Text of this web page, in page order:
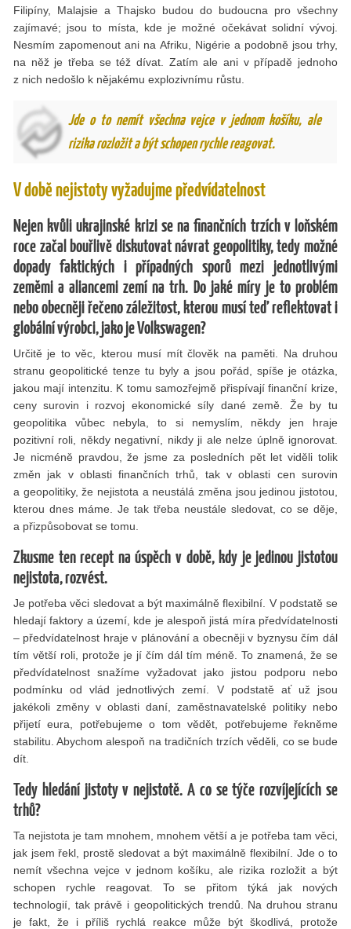
Filipíny, Malajsie a Thajsko budou do budoucna pro všechny
zajímavé; jsou to místa, kde je možné očekávat solidní vývoj.
Nesmím zapomenout ani na Afriku, Nigérie a podobně jsou trhy,
na něž je třeba se též dívat. Zatím ale ani v případě jednoho
z nich nedošlo k nějakému explozivnímu růstu.
Jde o to nemít všechna vejce v jednom košíku, ale
rizika rozložit a být schopen rychle reagovat.
V době nejistoty vyžadujme předvídatelnost
Nejen kvůli ukrajinské krizi se na finančních trzích v loňském
roce začal bouřlivě diskutovat návrat geopolitiky, tedy možné
dopady faktických i případných sporů mezi jednotlivými
zeměmi a aliancemi zemí na trh. Do jaké míry je to problém
nebo obecněji řečeno záležitost, kterou musí teď reflektovat i
globální výrobci, jako je Volkswagen?
Určitě je to věc, kterou musí mít člověk na paměti. Na druhou
stranu geopolitické tenze tu byly a jsou pořád, spíše je otázka,
jakou mají intenzitu. K tomu samozřejmě přispívají finanční krize,
ceny surovin i rozvoj ekonomické síly dané země. Že by tu
geopolitika vůbec nebyla, to si nemyslím, někdy jen hraje
pozitivní roli, někdy negativní, nikdy ji ale nelze úplně ignorovat.
Je nicméně pravdou, že jsme za posledních pět let viděli tolik
změn jak v oblasti finančních trhů, tak v oblasti cen surovin
a geopolitiky, že nejistota a neustálá změna jsou jedinou jistotou,
kterou dnes máme. Je tak třeba neustále sledovat, co se děje,
a přizpůsobovat se tomu.
Zkusme ten recept na úspěch v době, kdy je jedinou jistotou
nejistota, rozvést.
Je potřeba věci sledovat a být maximálně flexibilní. V podstatě se
hledají faktory a území, kde je alespoň jistá míra předvídatelnosti
– předvídatelnost hraje v plánování a obecněji v byznysu čím dál
tím větší roli, protože je jí čím dál tím méně. To znamená, že se
předvídatelnost snažíme vyžadovat jako jistou podporu nebo
podmínku od vlád jednotlivých zemí. V podstatě ať už jsou
jakékoli změny v oblasti daní, zaměstnavatelské politiky nebo
přijetí eura, potřebujeme o tom vědět, potřebujeme řekněme
stabilitu. Abychom alespoň na tradičních trzích věděli, co se bude
dít.
Tedy hledání jistoty v nejistotě. A co se týče rozvíjejících se
trhů?
Ta nejistota je tam mnohem, mnohem větší a je potřeba tam věci,
jak jsem řekl, prostě sledovat a být maximálně flexibilní. Jde o to
nemít všechna vejce v jednom košíku, ale rizika rozložit a být
schopen rychle reagovat. To se přitom týká jak nových
technologií, tak právě i geopolitických trendů. Na druhou stranu
je fakt, že i příliš rychlá reakce může být škodlivá, protože